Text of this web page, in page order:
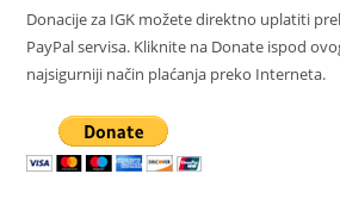
Donacije za IGK možete direktno uplatiti
PayPal servisa. Kliknite na Donate ispod
najsigurniji način plaćanja preko Interneta.